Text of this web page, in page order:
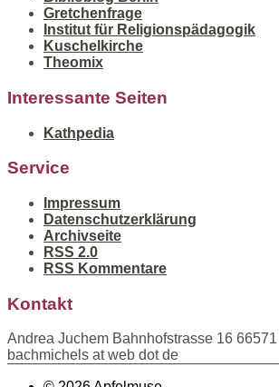
Gretchenfrage
Institut für Religionspädagogik
Kuschelkirche
Theomix
Interessante Seiten
Kathpedia
Service
Impressum
Datenschutzerklärung
Archivseite
RSS 2.0
RSS Kommentare
Kontakt
Andrea Juchem Bahnhofstrasse 16
bachmichels at web dot de